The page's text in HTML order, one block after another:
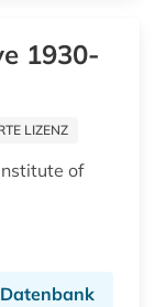
1930-
LIZENZ
of